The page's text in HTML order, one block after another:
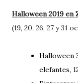
Halloween 2019 en
(19, 20, 26, 27 y 31
Halloween
elefantes,